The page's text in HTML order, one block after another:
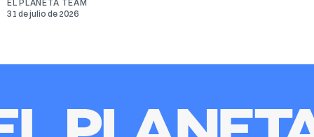
EL PLANETA TEAM
31 de julio de 2026